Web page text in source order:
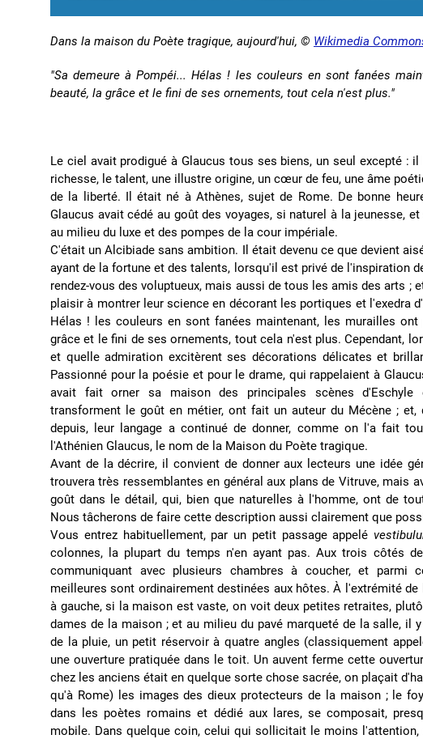
Dans la maison du Poète tragique, aujourd'hui, © Wikimedia
"Sa demeure à Pompéi... Hélas ! les couleurs en sont fanées
beauté, la grâce et le fini de ses ornements, tout cela n'est plus."
Le ciel avait prodigué à Glaucus tous ses biens, un seul excepté :
richesse, le talent, une illustre origine, un cœur de feu, une âme
de la liberté. Il était né à Athènes, sujet de Rome. De bonne
Glaucus avait cédé au goût des voyages, si naturel à la jeunesse,
au milieu du luxe et des pompes de la cour impériale.
C'était un Alcibiade sans ambition. Il était devenu ce que devient
ayant de la fortune et des talents, lorsqu'il est privé de l'inspiration
rendez-vous des voluptueux, mais aussi de tous les amis des arts ;
plaisir à montrer leur science en décorant les portiques et l'exedra
Hélas ! les couleurs en sont fanées maintenant, les murailles ont
grâce et le fini de ses ornements, tout cela n'est plus. Cependant,
et quelle admiration excitèrent ses décorations délicates et
Passionné pour la poésie et pour le drame, qui rappelaient à
avait fait orner sa maison des principales scènes d'Eschyle
transforment le goût en métier, ont fait un auteur du Mécène ;
depuis, leur langage a continué de donner, comme on l'a fait
l'Athénien Glaucus, le nom de la Maison du Poète tragique.
Avant de la décrire, il convient de donner aux lecteurs une idée
trouvera très ressemblantes en général aux plans de Vitruve, mais
goût dans le détail, qui, bien que naturelles à l'homme, ont de
Nous tâcherons de faire cette description aussi clairement que
Vous entrez habituellement, par un petit passage appelé
colonnes, la plupart du temps n'en ayant pas. Aux trois côtés
communiquant avec plusieurs chambres à coucher, et parmi
meilleures sont ordinairement destinées aux hôtes. À l'extrémité
à gauche, si la maison est vaste, on voit deux petites retraites,
dames de la maison ; et au milieu du pavé marqueté de la salle, il
de la pluie, un petit réservoir à quatre angles (classiquement
une ouverture pratiquée dans le toit. Un auvent ferme cette
chez les anciens était en quelque sorte chose sacrée, on plaçait
qu'à Rome) les images des dieux protecteurs de la maison ; le
dans les poètes romains et dédié aux lares, se composait,
mobile. Dans quelque coin, celui qui sollicitait le moins